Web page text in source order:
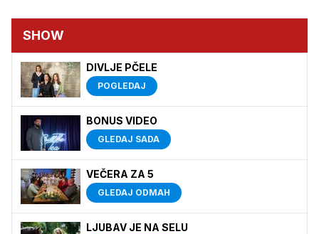
SHOW
DIVLJE PČELE
POGLEDAJ
BONUS VIDEO
GLEDAJ SADA
VEČERA ZA 5
GLEDAJ ODMAH
LJUBAV JE NA SELU